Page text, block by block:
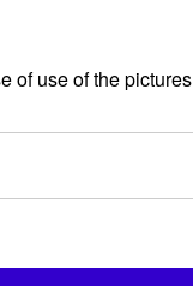
of use of the pictures